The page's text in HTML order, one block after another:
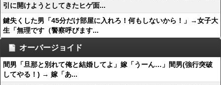
引に開けようとしてきたヒゲ面...
鍵失くした男「45分だけ部屋に入れろ！何もしないから！」→女子大
生「無理です（警察呼びます...
オーバージョイド
間男「旦那と別れて俺と結婚してよ」嫁「うーん…」間男(強行突破
してやる！) → 嫁「あ...